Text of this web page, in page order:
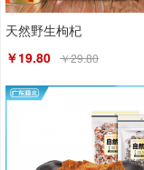
天然野生枸杞
￥19.80 ￥29.80